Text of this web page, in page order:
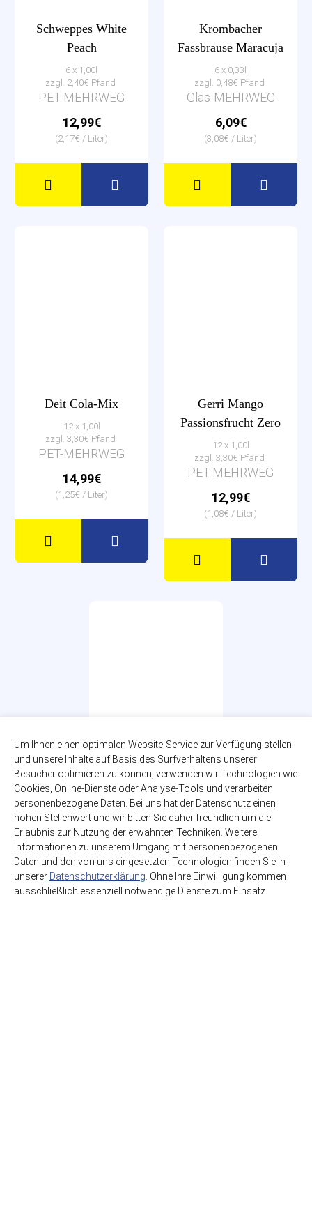
Schweppes White
Peach
6 x 1,00l
zzgl. 2,40€ Pfand
PET-MEHRWEG
12,99€
(2,17€ / Liter)
Krombacher
Fassbrause Maracuja
6 x 0,33l
zzgl. 0,48€ Pfand
Glas-MEHRWEG
6,09€
(3,08€ / Liter)
Deit Cola-Mix
12 x 1,00l
zzgl. 3,30€ Pfand
PET-MEHRWEG
14,99€
(1,25€ / Liter)
Gerri Mango
Passionsfrucht Zero
12 x 1,00l
zzgl. 3,30€ Pfand
PET-MEHRWEG
12,99€
(1,08€ / Liter)
Club-Mate
20 x 0,50l
zzgl. 3,10€ Pfand
Glas-MEHRWEG
20,49€
(2,05€ / Liter)
Um Ihnen einen optimalen Website-Service zur Verfügung stellen
und unsere Inhalte auf Basis des Surfverhaltens unserer
Besucher optimieren zu können, verwenden wir Technologien wie
Cookies, Online-Dienste oder Analyse-Tools und verarbeiten
personenbezogene Daten. Bei uns hat der Datenschutz einen
hohen Stellenwert und wir bitten Sie daher freundlich um die
Erlaubnis zur Nutzung der erwähnten Techniken. Weitere
Informationen zu unserem Umgang mit personenbezogenen
Daten und den von uns eingesetzten Technologien finden Sie in
unserer Datenschutzerklärung . Ohne Ihre Einwilligung kommen
ausschließlich essenziell notwendige Dienste zum Einsatz.